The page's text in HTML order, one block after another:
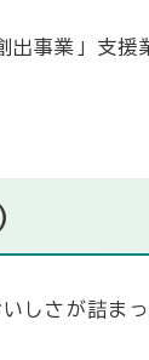
事業」支援
しさが詰ま